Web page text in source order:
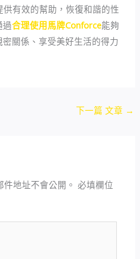
有效的幫助，恢復和諧的性
過合理使用馬牌Conforce能夠
關係、享受美好生活的得力
下一篇 文章 →
地址不會公開。 必填欄位